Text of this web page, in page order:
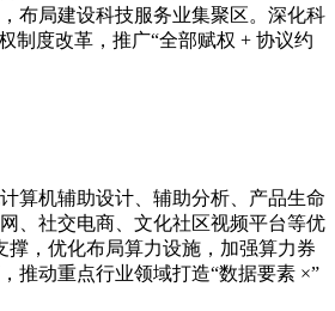
布局建设科技服务业集聚区。深化科
制度改革，推广“全部赋权 + 协议约
算机辅助设计、辅助分析、产品生命
、社交电商、文化社区视频平台等优
，优化布局算力设施，加强算力券
推动重点行业领域打造“数据要素 ×”